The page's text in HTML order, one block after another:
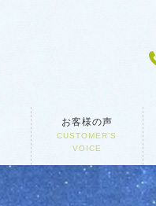
お客様の声
CUSTOMER’S
VOICE